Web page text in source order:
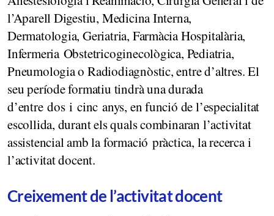
l’Aparell Digestiu, Medicina Interna,
Dermatologia, Geriatria, Farmàcia Hospitalària,
Infermeria Obstetricoginecològica, Pediatria,
Pneumologia o Radiodiagnòstic, entre d’altres. El
seu període formatiu tindrà una durada
d’entre dos i cinc anys, en funció de l’especialitat
escollida, durant els quals combinaran l’activitat
assistencial amb la formació pràctica, la recerca i
l’activitat docent.
Creixement de l’activitat docent